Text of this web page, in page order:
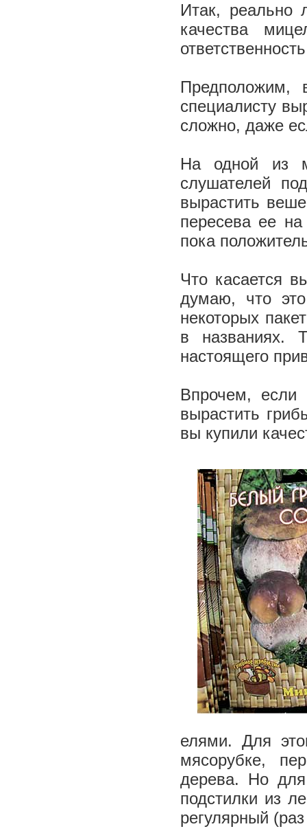
Итак, реально
качества
Предположим,
специалисту
сложно, даже
На одной из
слушателей
вырастить
пересева ее
пока
Что касается
думаю, что
некоторых
в названиях.
настоящего
Впрочем, если
вырастить
вы купили
елями. Для
мясорубке,
дерева. Но для
подстилки из
регулярный